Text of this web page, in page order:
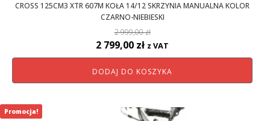
CROSS 125CM3 XTR 607M KOŁA 14/12 SKRZYNIA MANUALNA KOLOR
CZARNO-NIEBIESKI
2 999,00zł
Pierwotna
cena
wynosiła:
999,00 zł.
2 799,00 złAktualna
cena
wynosi:
799,00 zł.
z VAT
DODAJ DO KOSZYKA
Promocja!